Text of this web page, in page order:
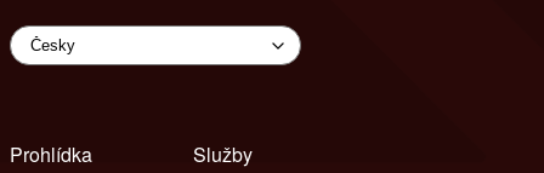
Prohlídka
Služby